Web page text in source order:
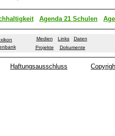
Agenda 21 Schulen
Medien Links
Daten
Projekte
Dokumente
Haftungsausschluss